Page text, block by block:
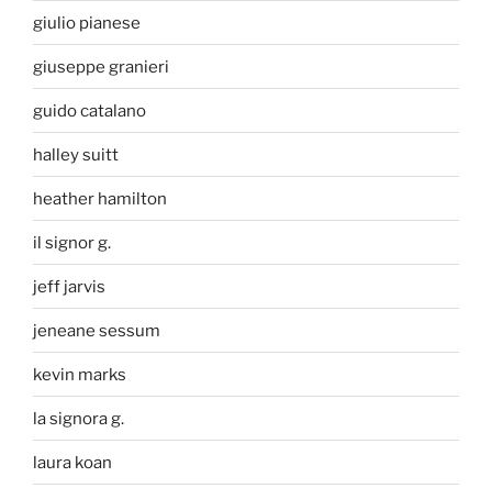
giulio pianese
giuseppe granieri
guido catalano
halley suitt
heather hamilton
il signor g.
jeff jarvis
jeneane sessum
kevin marks
la signora g.
laura koan